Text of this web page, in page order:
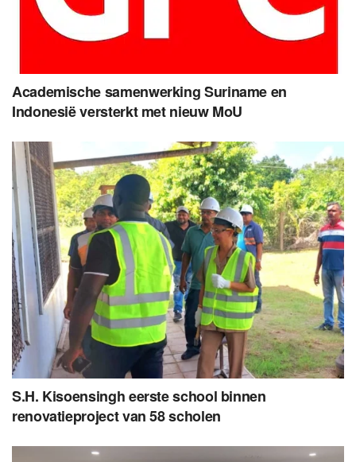
Academische samenwerking Suriname en
Indonesië versterkt met nieuw MoU
S.H. Kisoensingh eerste school binnen
renovatieproject van 58 scholen